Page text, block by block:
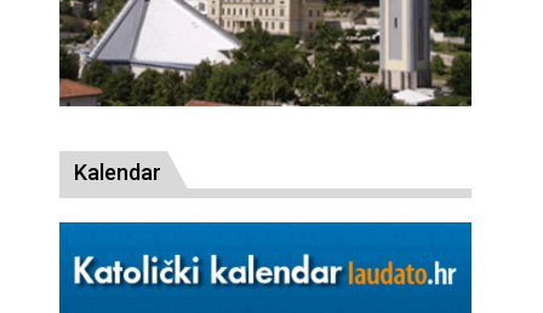
Kalendar